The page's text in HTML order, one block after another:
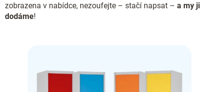
zobrazena v nabídce, nezoufejte – stačí napsat – a my ji
dodáme!